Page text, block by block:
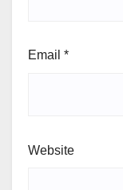
Email *
Website